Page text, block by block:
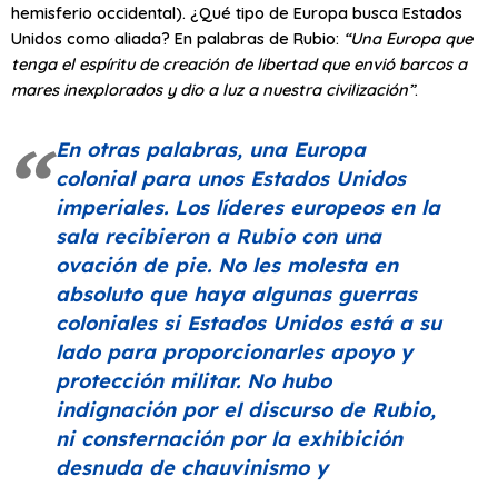
hemisferio occidental). ¿Qué tipo de Europa busca Estados
Unidos como aliada? En palabras de Rubio: “Una Europa que
tenga el espíritu de creación de libertad que envió barcos a
mares inexplorados y dio a luz a nuestra civilización”.
En otras palabras, una Europa
colonial para unos Estados Unidos
imperiales. Los líderes europeos en la
sala recibieron a Rubio con una
ovación de pie. No les molesta en
absoluto que haya algunas guerras
coloniales si Estados Unidos está a su
lado para proporcionarles apoyo y
protección militar. No hubo
indignación por el discurso de Rubio,
ni consternación por la exhibición
desnuda de chauvinismo y